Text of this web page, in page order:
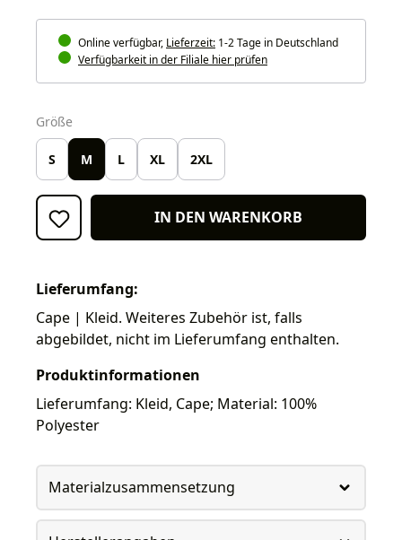
Online verfügbar, Lieferzeit: 1-2 Tage in Deutschland
Verfügbarkeit in der Filiale hier prüfen
Größe
S M L XL 2XL
IN DEN WARENKORB
Lieferumfang:
Cape | Kleid. Weiteres Zubehör ist, falls
abgebildet, nicht im Lieferumfang enthalten.
Produktinformationen
Lieferumfang: Kleid, Cape; Material: 100%
Polyester
Materialzusammensetzung